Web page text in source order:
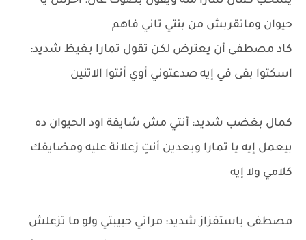
حيوان وماتقربش من بنتي تاني فاهم
كاد مصطفى أن يعترض لكن تقول تمارا بغيظ شديد:
اسكتوا بقى في إيه صدعتوني أوي أنتوا الاتنين
كمال بغضب شديد: أنتي مش شايفة اود الحيوان ده
بيعمل إيه يا تمارا وبعدين أنتِ زعلانة عليه ومضايقك
كلامي ولا إيه
مصطفى باستفزاز شديد: مراتي حبيبتي ولو ما تزعلش